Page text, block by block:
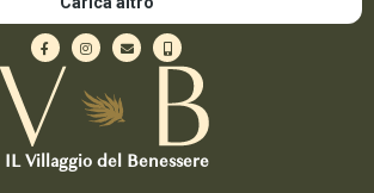
IL Villaggio del Benessere